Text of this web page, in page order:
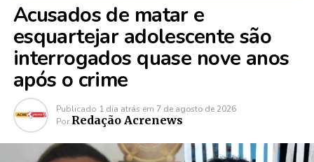
Acusados de matar e
esquartejar adolescente são
interrogados quase nove anos
após o crime
Publicado 1 dia atrás em 7 de agosto de 2026
Por Redação Acrenews